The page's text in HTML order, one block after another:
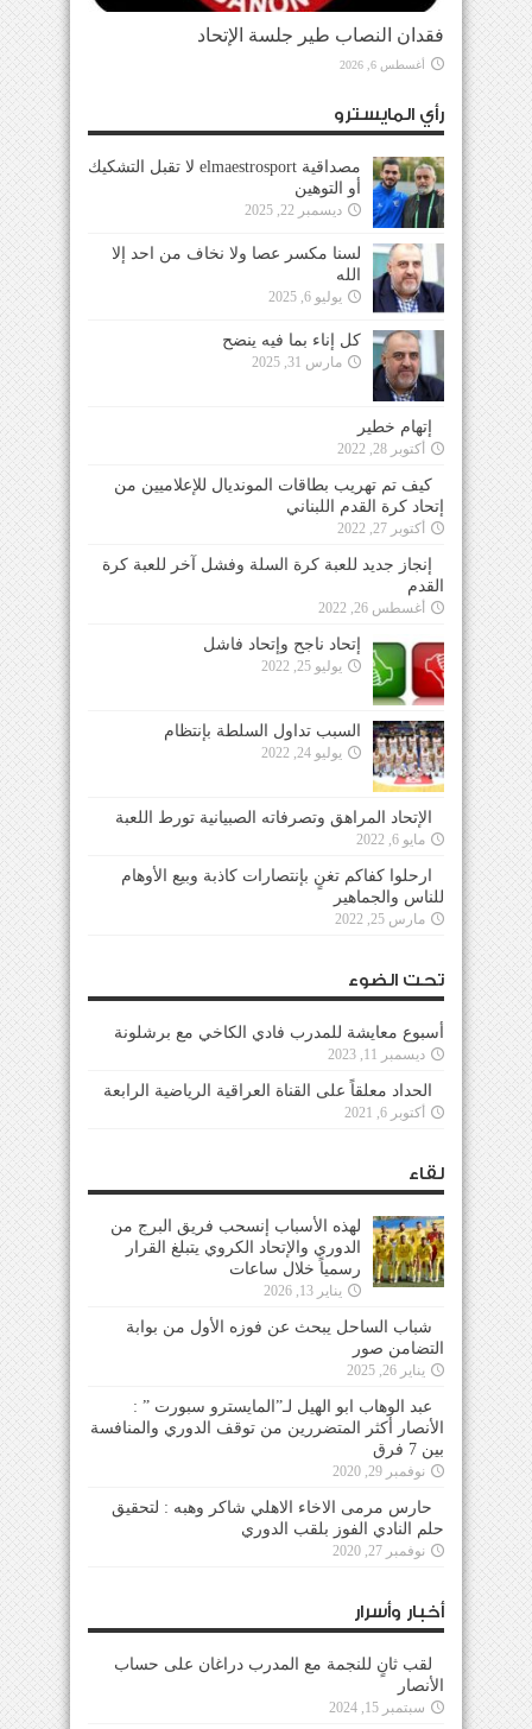
فقدان النصاب طير جلسة الإتحاد
أغسطس 6, 2026
رأي المايسترو
مصداقية elmaestrosport لا تقبل التشكيك
أو التوهين
ديسمبر 22, 2025
لسنا مكسر عصا ولا نخاف من احد إلا
الله
يوليو 6, 2025
كل إناء بما فيه ينضح
مارس 31, 2025
إتهام خطير
أكتوبر 28, 2022
كيف تم تهريب بطاقات المونديال للإعلاميين من
إتحاد كرة القدم اللبناني
أكتوبر 27, 2022
إنجاز جديد للعبة كرة السلة وفشل آخر للعبة كرة
القدم
أغسطس 26, 2022
إتحاد ناجح وإتحاد فاشل
يوليو 25, 2022
السبب تداول السلطة بإنتظام
يوليو 24, 2022
الإتحاد المراهق وتصرفاته الصبيانية تورط اللعبة
مايو 6, 2022
ارحلوا كفاكم تغنٍ بإنتصارات كاذبة وبيع الأوهام
للناس والجماهير
مارس 25, 2022
تحت الضوء
أسبوع معايشة للمدرب فادي الكاخي مع برشلونة
ديسمبر 11, 2023
الحداد معلقاً على القناة العراقية الرياضية الرابعة
أكتوبر 6, 2021
لقاء
لهذه الأسباب إنسحب فريق البرج من
الدوري والإتحاد الكروي يتبلغ القرار
رسمياً خلال ساعات
يناير 13, 2026
شباب الساحل يبحث عن فوزه الأول من بوابة
التضامن صور
يناير 26, 2025
عبد الوهاب ابو الهيل لـ”المايسترو سبورت ” :
الأنصار أكثر المتضررين من توقف الدوري والمنافسة
بين 7 فرق
نوفمبر 29, 2020
حارس مرمى الاخاء الاهلي شاكر وهبه : لتحقيق
حلم النادي الفوز بلقب الدوري
نوفمبر 27, 2020
أخبار وأسرار
لقب ثانٍ للنجمة مع المدرب دراغان على حساب
الأنصار
سبتمبر 15, 2024